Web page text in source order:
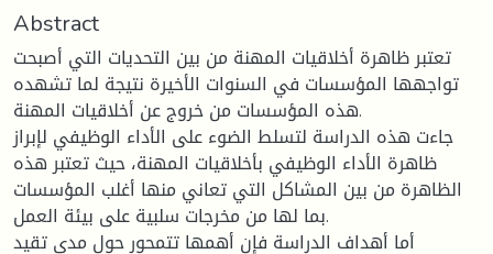
Abstract
تعتبر ظاهرة أخلاقيات المهنة من بين التحديات التي أصبحت
تواجهها المؤسسات في السنوات الأخيرة نتيجة لما تشهده
هذه المؤسسات من خروج عن أخلاقيات المهنة.
جاءت هذه الدراسة لتسلط الضوء على الأداء الوظيفي لإبراز
ظاهرة الأداء الوظيفي بأخلاقيات المهنة، حيث تعتبر هذه
الظاهرة من بين المشاكل التي تعاني منها أغلب المؤسسات
بما لها من مخرجات سلبية على بيئة العمل.
أما أهداف الدراسة فإن أهمها تتمحور حول مدى تقيد